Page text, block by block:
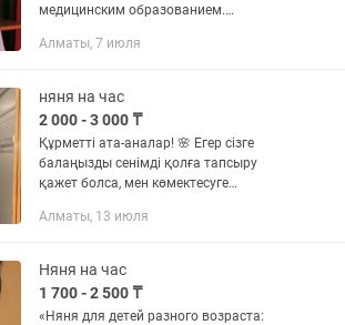
медицинским образованием.
ребёнка. Няня с выездом в любое
образованием,...
Алматы, 7 июля
няня на час
2 000 - 3 000 ₸
Құрметті ата-аналар! 🌸 Егер сізге
балаңызды сенімді қолға тапсыру
қажет болса, мен көмектесуге
жауапты бала күтушісімін, балаларды
ерекше...
Алматы, 13 июля
Няня на час
1 700 - 2 500 ₸
«Няня для детей разного возраста: